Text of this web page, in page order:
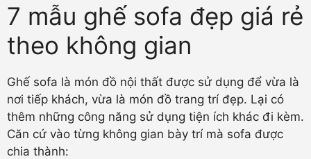
7 mẫu ghế sofa đẹp giá rẻ
theo không gian
Ghế sofa là món đồ nội thất được sử dụng để vừa là
nơi tiếp khách, vừa là món đồ trang trí đẹp. Lại có
thêm những công năng sử dụng tiện ích khác đi kèm.
Căn cứ vào từng không gian bày trí mà sofa được
chia thành: